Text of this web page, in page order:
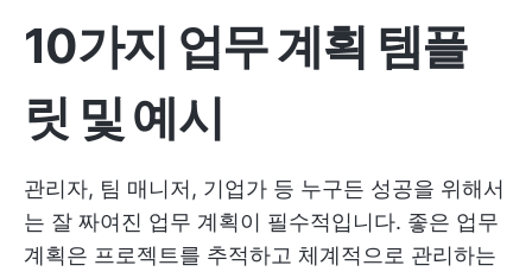
10가지 업무 계획 템플
릿 및 예시
관리자, 팀 매니저, 기업가 등 누구든 성공을 위해서
는 잘 짜여진 업무 계획이 필수적입니다. 좋은 업무
계획은 프로젝트를 추적하고 체계적으로 관리하는